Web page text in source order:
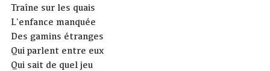
Traîne sur les quais
L'enfance manquée
Des gamins étranges
Qui parlent entre eux
Qui sait de quel jeu